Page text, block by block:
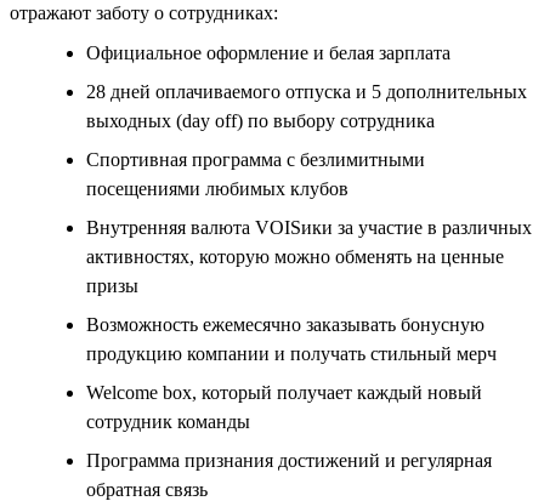
отражают заботу о сотрудниках:
Официальное оформление и белая зарплата
28 дней оплачиваемого отпуска и 5 дополнительных
выходных (day off) по выбору сотрудника
Спортивная программа с безлимитными
посещениями любимых клубов
Внутренняя валюта VOISики за участие в различных
активностях, которую можно обменять на ценные
призы
Возможность ежемесячно заказывать бонусную
продукцию компании и получать стильный мерч
Welcome box, который получает каждый новый
сотрудник команды
Программа признания достижений и регулярная
обратная связь